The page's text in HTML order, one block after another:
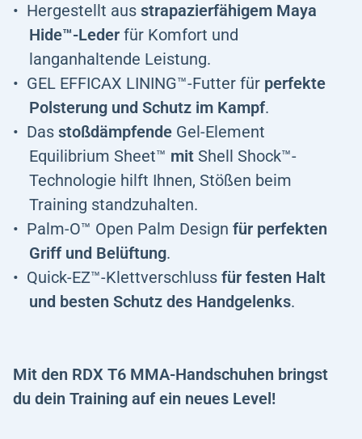
Hergestellt aus strapazierfähigem Maya
Hide™-Leder für Komfort und
langanhaltende Leistung.
GEL EFFICAX LINING™-Futter für perfekte
Polsterung und Schutz im Kampf.
Das stoßdämpfende Gel-Element
Equilibrium Sheet™ mit Shell Shock™-
Technologie hilft Ihnen, Stößen beim
Training standzuhalten.
Palm-O™ Open Palm Design für perfekten
Griff und Belüftung.
Quick-EZ™-Klettverschluss für festen Halt
und besten Schutz des Handgelenks.
Mit den RDX T6 MMA-Handschuhen bringst
du dein Training auf ein neues Level!